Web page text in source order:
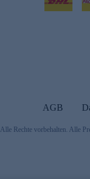
AGB
Alle Rechte vorbehalten. Alle